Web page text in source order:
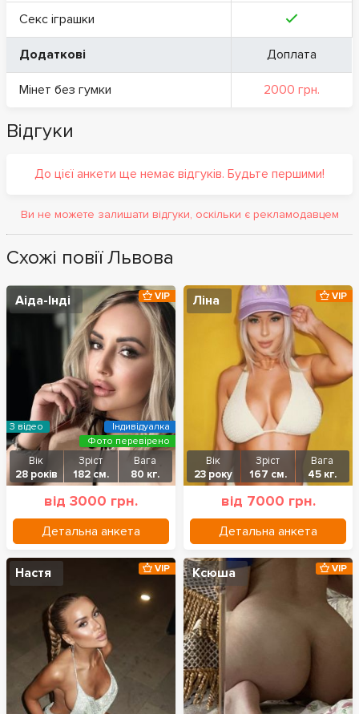
Секс іграшки
Додаткові Доплата
Мінет без гумки 2000 грн.
Відгуки
До цієї анкети ще немає відгуків. Будьте першими!
Ви не можете залишати відгуки, оскільки є рекламодавцем
Схожі повії Львова
Аіда-Інді
Вік
28 років
Зріст
182 см.
Вага
80 кг.
від 3000 грн.
Детальна анкета
VIP
З відео
Фото перевірено
Індивідуалка
Ліна
Вік
23 року
Зріст
167 см.
Вага
45 кг.
від 7000 грн.
Детальна анкета
VIP
Настя VIP Ксюша VIP